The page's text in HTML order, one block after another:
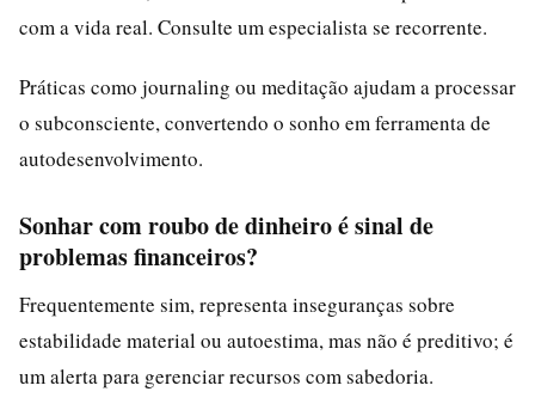
com a vida real. Consulte um especialista se recorrente.
Práticas como journaling ou meditação ajudam a processar
o subconsciente, convertendo o sonho em ferramenta de
autodesenvolvimento.
Sonhar com roubo de dinheiro é sinal de
problemas financeiros?
Frequentemente sim, representa inseguranças sobre
estabilidade material ou autoestima, mas não é preditivo; é
um alerta para gerenciar recursos com sabedoria.